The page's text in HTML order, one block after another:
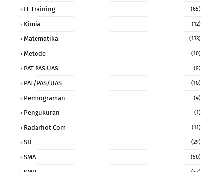
IT Training (65)
Kimia (12)
Matematika (133)
Metode (10)
PAT PAS UAS (9)
PAT/PAS/UAS (10)
Pemrograman (4)
Pengukuran (1)
Radarhot Com (11)
SD (29)
SMA (50)